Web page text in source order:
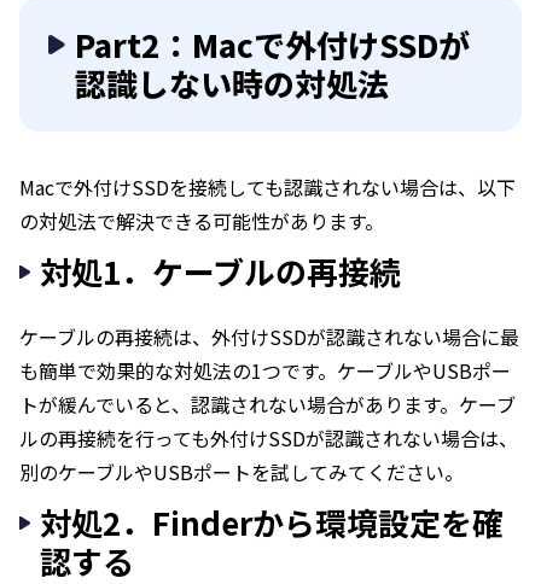
Part2：Macで外付けSSDが
認識しない時の対処法
Macで外付けSSDを接続しても認識されない場合は、以下
の対処法で解決できる可能性があります。
対処1．ケーブルの再接続
ケーブルの再接続は、外付けSSDが認識されない場合に最
も簡単で効果的な対処法の1つです。ケーブルやUSBポー
トが緩んでいると、認識されない場合があります。ケーブ
ルの再接続を行っても外付けSSDが認識されない場合は、
別のケーブルやUSBポートを試してみてください。
対処2．Finderから環境設定を確
認する